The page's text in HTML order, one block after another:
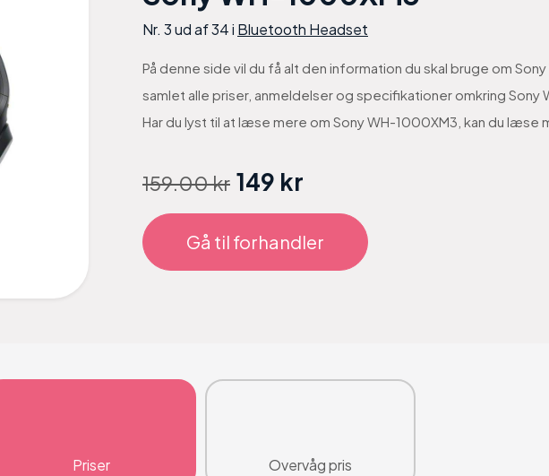
Nr. 3 ud af 34 i Bluetooth Headset
På denne side vil du få alt den information du skal bruge om
samlet alle priser, anmeldelser og specifikationer omkring Sony
Har du lyst til at læse mere om Sony WH-1000XM3, kan du læse
159.00 kr 149 kr
Gå til forhandler
Priser Overvåg pris